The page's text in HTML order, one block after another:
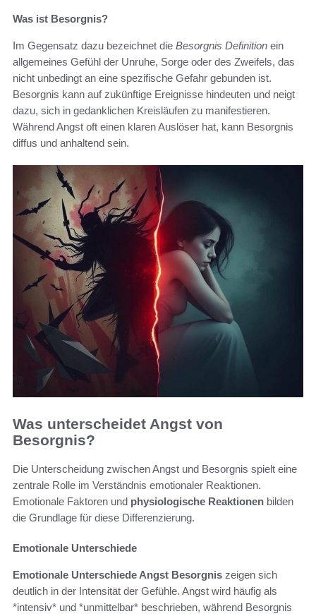
Was ist Besorgnis?
Im Gegensatz dazu bezeichnet die Besorgnis Definition ein
allgemeines Gefühl der Unruhe, Sorge oder des Zweifels, das
nicht unbedingt an eine spezifische Gefahr gebunden ist.
Besorgnis kann auf zukünftige Ereignisse hindeuten und neigt
dazu, sich in gedanklichen Kreisläufen zu manifestieren.
Während Angst oft einen klaren Auslöser hat, kann Besorgnis
diffus und anhaltend sein.
Was unterscheidet Angst von
Besorgnis?
Die Unterscheidung zwischen Angst und Besorgnis spielt eine
zentrale Rolle im Verständnis emotionaler Reaktionen.
Emotionale Faktoren und physiologische Reaktionen bilden
die Grundlage für diese Differenzierung.
Emotionale Unterschiede
Emotionale Unterschiede Angst Besorgnis zeigen sich
deutlich in der Intensität der Gefühle. Angst wird häufig als
*intensiv* und *unmittelbar* beschrieben, während Besorgnis